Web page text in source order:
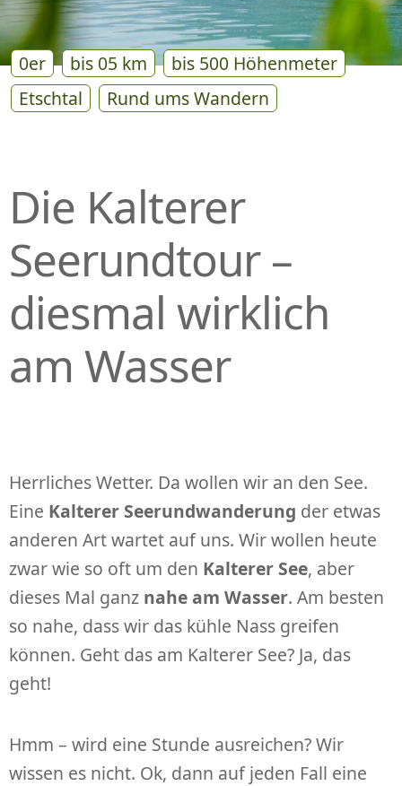
N
0er bis 05 km
bis 500 Höhenmeter
Etschtal
Rund ums Wandern
Die Kalterer
Seerundtour –
diesmal wirklich
am Wasser
Herrliches Wetter. Da wollen wir an den See.
Eine Kalterer Seerundwanderung der etwas
anderen Art wartet auf uns. Wir wollen heute
zwar wie so oft um den Kalterer See, aber
dieses Mal ganz nahe am Wasser. Am besten
so nahe, dass wir das kühle Nass greifen
können. Geht das am Kalterer See? Ja, das
geht!
Hmm – wird eine Stunde ausreichen? Wir
wissen es nicht. Ok, dann auf jeden Fall eine